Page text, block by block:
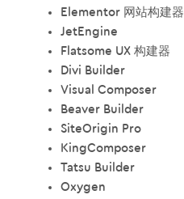
Elementor 网站构建器
JetEngine
Flatsome UX 构建器
Divi Builder
Visual Composer
Beaver Builder
SiteOrigin Pro
KingComposer
Tatsu Builder
Oxygen